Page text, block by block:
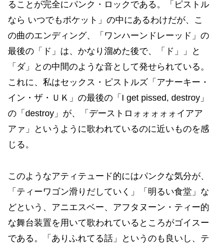
ることが完全にパンク・ロックである。「ピストル
なら いつでもポケット」の中にあるわけだが、こ
の曲のエンディング、「ワンハーンドレーッド」の
最後の「ド」は、かなり溜めた後で、「ド」」と
「ダ」との中間のような音として発せられている。
これに、私はセックス・ピストルズ「アナーキー・
イン・ザ・ＵＫ」の最後の「I get pissed, destroy」
の「destroy」が、「デーストロォォォォォイアア
アァ」というように歌われているのに近いものを感
じる。
このようなアティテュード的にはパンクな気分が、
「ティーワゴン滑りだしていく」「明るい食堂」な
どという、アニエスベー、アフタヌーン・ティー的
な舞台装置を用いて歌われているところがゴイスー
である。「ありふれてる話」というのも良いし、テ